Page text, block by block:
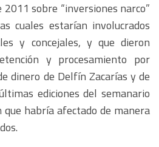
2011 sobre “inversiones narco”
cuales estarían involucrados
y concejales, y que dieron
y procesamiento por
dinero de Delfín Zacarías y de
ediciones del semanario
habría afectado de manera